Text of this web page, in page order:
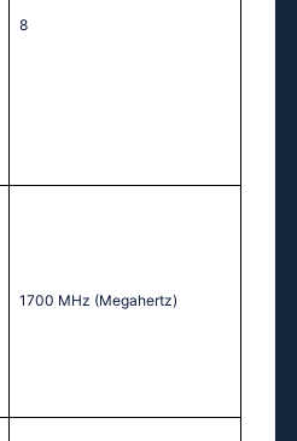
8
1700 MHz (Megahertz)